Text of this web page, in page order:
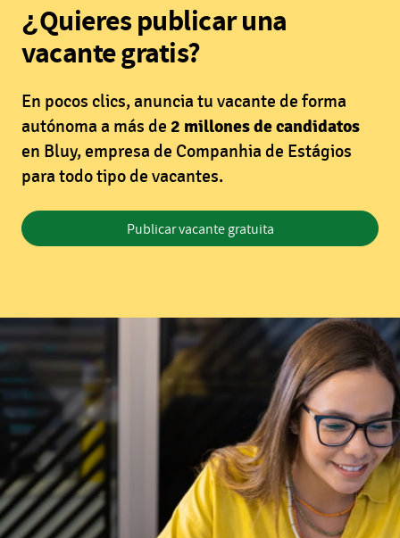
¿Quieres publicar una
vacante gratis?
En pocos clics, anuncia tu vacante de forma
autónoma a más de 2 millones de candidatos
en Bluy, empresa de Companhia de Estágios
para todo tipo de vacantes.
Publicar vacante gratuita